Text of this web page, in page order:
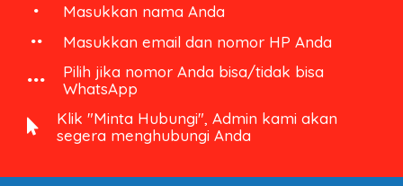
Masukkan nama Anda
Masukkan email dan nomor HP Anda
Pilih jika nomor Anda bisa/tidak bisa
WhatsApp
Klik "Minta Hubungi", Admin kami akan
segera menghubungi Anda